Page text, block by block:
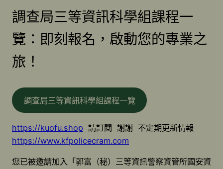
調查局三等資訊科學組課程一
覽：即刻報名，啟動您的專業之
旅！
調查局三等資訊科學組課程一覽
https://kuofu.shop 請訂閱 謝謝 不定期更新情報
https://www.kfpolicecram.com
您已被邀請加入「郭富（秘）三等資訊警察資管所國安資